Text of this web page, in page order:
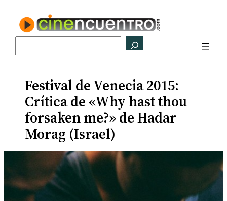
contenido
Festival de Venecia 2015:
Crítica de «Why hast thou
forsaken me?» de Hadar
Morag (Israel)